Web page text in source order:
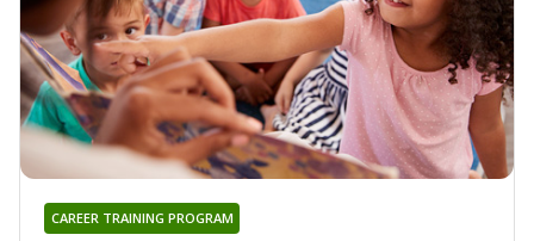
CAREER TRAINING PROGRAM